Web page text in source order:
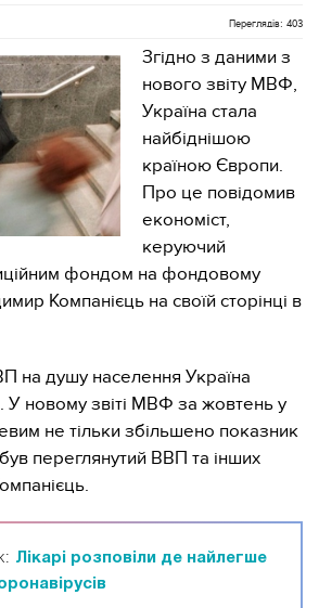
Переглядів: 403
Згідно з даними з
нового звіту МВФ,
Україна стала
найбіднішою
країною Європи.
Про це повідомив
економіст,
керуючий
фондом на фондовому
Компанієць на своїй сторінці в
на душу населення Україна
новому звіті МВФ за жовтень у
не тільки збільшено показник
переглянутий ВВП та інших
Лікарі розповіли де найлегше